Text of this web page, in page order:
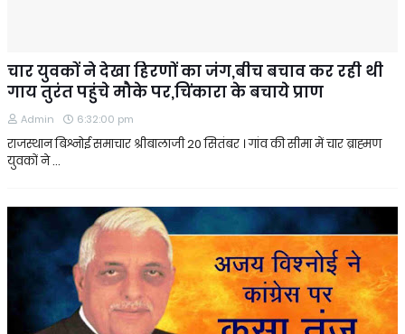
चार युवकों ने देखा हिरणों का जंग,बीच बचाव कर रही थी
गाय तुरंत पहुंचे मौके पर,चिंकारा के बचाये प्राण
Admin 6:32:00 pm
राजस्थान बिश्नोई समाचार श्रीबालाजी 20 सितंबर । गांव की सीमा में चार ब्राह्मण
युवकों ने …